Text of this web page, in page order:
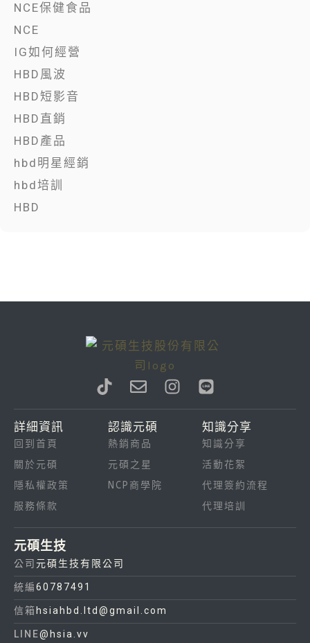
NCE保健食品
NCE
IG如何經營
HBD風波
HBD短影音
HBD直銷
HBD產品
hbd明星經銷
hbd培訓
HBD
T
i
k
t
o
k
E
n
v
e
l
o
p
I
n
s
L
i
n
e
詳細資訊
回到首頁
關於元碩
隱私權政策
服務條款
認識元碩
熱銷商品
元碩之星
NCP商學院
知識分享
知識分享
活動花絮
代理簽約流程
代理培訓
元碩生技
公司 元碩生技有限公司
統編60787491
信箱 hsiahbd.ltd@gmail.com
LINE@hsia.vv